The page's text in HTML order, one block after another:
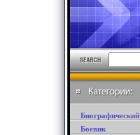
Биографический
Боевик